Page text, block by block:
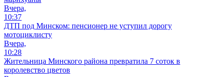
Вчера,
10:37
ДТП под Минском: пенсионер не уступил дорогу
мотоциклисту
Вчера,
10:28
Жительница Минского района превратила 7 соток в
королевство цветов